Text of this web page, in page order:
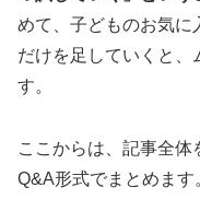
めて、子どものお気に
だけを足していくと、
す。
ここからは、記事全
Q&A形式でまとめます